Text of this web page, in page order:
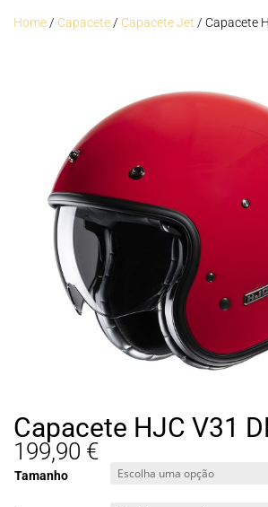
Home/ Capacete/ Capacete Jet / Capacete
Capacete HJC V31
199,90 €
Tamanho